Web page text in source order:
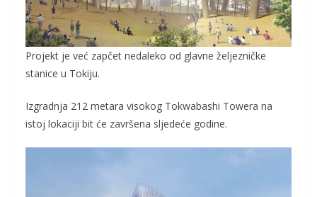
Projekt je već zapčet nedaleko od glavne željezničke
stanice u Tokiju.
Izgradnja 212 metara visokog Tokwabashi Towera na
istoj lokaciji bit će završena sljedeće godine.